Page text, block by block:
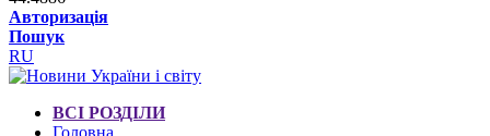
Авторизація
Пошук
RU
ВСІ РОЗДІЛИ
Головна